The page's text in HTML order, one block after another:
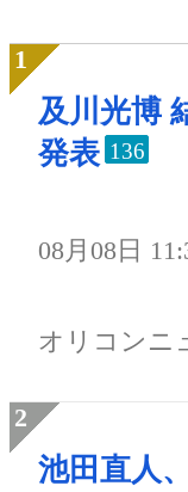
及川光博
発表 136
08月08日
オリコンニ
池田直人